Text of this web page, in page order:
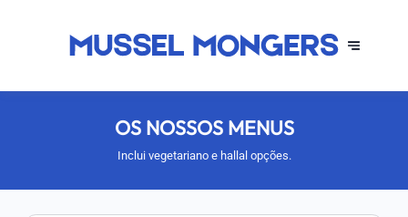
OS NOSSOS MENUS
Inclui vegetariano e hallal opções.